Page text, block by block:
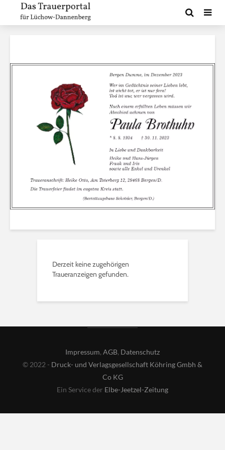
Derzeit keine zugehörigen
Traueranzeigen gefunden.
Impressum, AGB, Datenschutz
© 2022 - Druck- und Verlagsgesellschaft Köhring Gmbh &
Co KG
Ein Service der Elbe-Jeetzel-Zeitung